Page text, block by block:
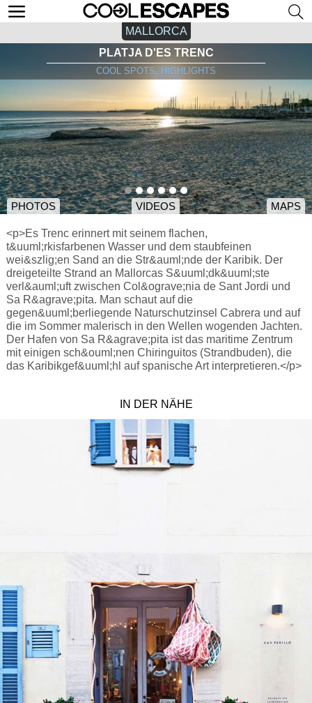
MALLORCA
PLATJA D'ES TRENC
COOL SPOTS, HIGHLIGHTS
PHOTOS VIDEOS MAPS
<p>Es Trenc erinnert mit seinem flachen,
t&uuml;rkisfarbenen Wasser und dem staubfeinen
wei&szlig;en Sand an die Str&auml;nde der Karibik. Der
dreigeteilte Strand an Mallorcas S&uuml;dk&uuml;ste
verl&auml;uft zwischen Col&ograve;nia de Sant Jordi und
Sa R&agrave;pita. Man schaut auf die
gegen&uuml;berliegende Naturschutzinsel Cabrera und auf
die im Sommer malerisch in den Wellen wogenden Jachten.
Der Hafen von Sa R&agrave;pita ist das maritime Zentrum
mit einigen sch&ouml;nen Chiringuitos (Strandbuden), die
das Karibikgef&uuml;hl auf spanische Art interpretieren.</p>
IN DER NÄHE